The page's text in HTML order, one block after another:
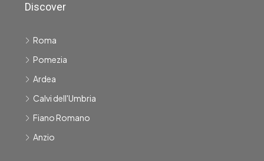
Discover
Roma
Pomezia
Ardea
Calvi dell'Umbria
Fiano Romano
Anzio